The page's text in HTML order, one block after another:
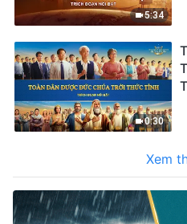
5:34
0:30
Xem